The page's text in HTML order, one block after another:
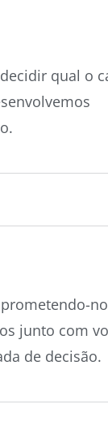
decidir qual o
.
junto com
de decisão.